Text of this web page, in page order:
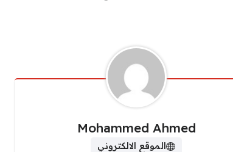
Mohammed Ahmed
الموقع الالكتروني